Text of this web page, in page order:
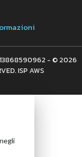
- © 2026
ISP AWS